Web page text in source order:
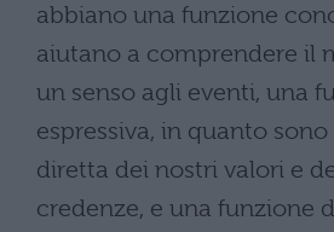
abbiano una funzione
aiutano a comprendere il
un senso agli eventi, una
espressiva, in quanto
diretta dei nostri valori e
credenze, e una funzione